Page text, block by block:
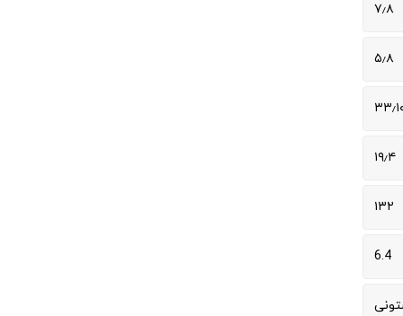
۷٫۸
۵٫۸
۱۹٫۴
۱۳۲
6.4